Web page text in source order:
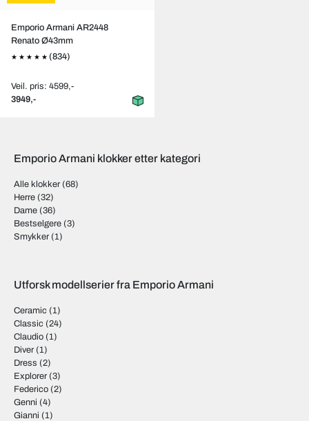
Emporio Armani AR2448
Renato Ø43mm
(834)
Veil. pris: 4599,-
3949,-
Emporio Armani klokker etter kategori
Alle klokker (68)
Herre (32)
Dame (36)
Bestselgere (3)
Smykker (1)
Utforsk modellserier fra Emporio Armani
Ceramic (1)
Classic (24)
Claudio (1)
Diver (1)
Dress (2)
Explorer (3)
Federico (2)
Genni (4)
Gianni (1)